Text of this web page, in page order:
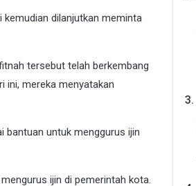
dilanjutkan meminta
tersebut telah berkembang
ini, mereka menyatakan
bantuan untuk menggurus ijin
ijin di pemerintah kota.